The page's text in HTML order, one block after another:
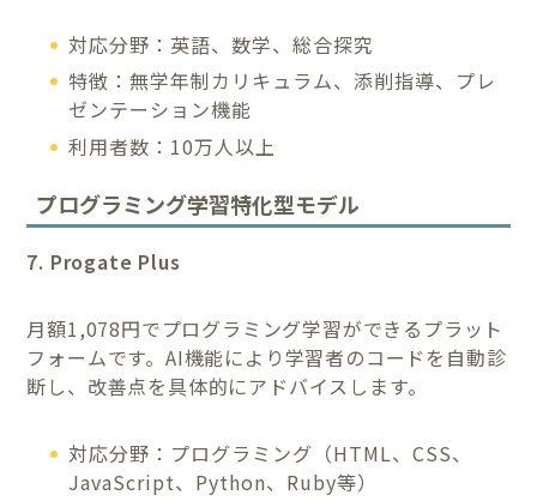
対応分野：英語、数学、総合探究
特徴：無学年制カリキュラム、添削指導、プレ
ゼンテーション機能
利用者数：10万人以上
プログラミング学習特化型モデル
7. Progate Plus
月額1,078円でプログラミング学習ができるプラット
フォームです。AI機能により学習者のコードを自動診
断し、改善点を具体的にアドバイスします。
対応分野：プログラミング（HTML、CSS、
JavaScript、Python、Ruby等）